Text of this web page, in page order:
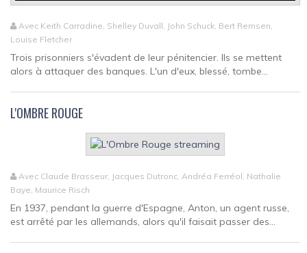
Avec Keith Carradine, Shelley Duvall, John Schuck, Bert Remsen,
Louise Fletcher
Trois prisonniers s'évadent de leur pénitencier. Ils se mettent
alors à attaquer des banques. L'un d'eux, blessé, tombe...
L'OMBRE ROUGE
Avec Claude Brasseur, Jacques Dutronc, Andréa Ferréol, Nathalie
Baye, Maurice Risch
En 1937, pendant la guerre d'Espagne, Anton, un agent russe,
est arrêté par les allemands, alors qu'il faisait passer des...